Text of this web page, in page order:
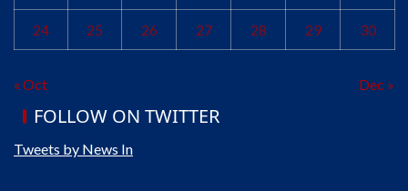
24 25 26 27 28 29 30
« Oct Dec »
FOLLOW ON TWITTER
Tweets by News In